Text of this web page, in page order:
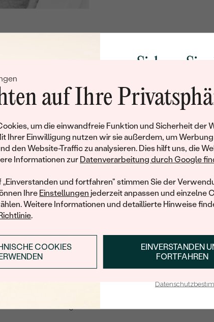
auf Ihre
um die einwandfreie Funktion und Sicherheit der
Ihrer Einwilligung nutzen wir sie außerdem, um Werbung
den Website-Traffic zu analysieren. Dies hilft uns, die
Informationen zur Datenverarbeitung durch Google
„Einverstanden und fortfahren" stimmen Sie der
Ihre Einstellungen jederzeit anpassen und einzelne
Weitere Informationen und detaillierte Hinweise
.
EINVERSTANDEN
FORTFAHREN
COOKIES
Schmuckstück bereits seinen Besitzer
werden möchten, hinterlassen Sie uns bitte Ihre E-
E-Mail
MIR EINE NACHRICHT SENDEN, WENN
Mit meinem Klicken bestätige ich, dass ich die
Sichern Sie
Rabatt auf
Werden Sie Teil
und entdecken Sie die
gefertigten Schmucks
Ihren ersten
ANMELDEN &
E-Mail-Adresse je bei uns in